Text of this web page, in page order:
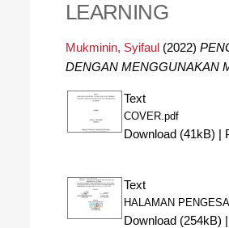
LEARNING
Mukminin, Syifaul (2022)
DENGAN MENGGUNAKAN
Text
COVER.pdf
Download (41kB)
Text
HALAMAN
Download (254kB)